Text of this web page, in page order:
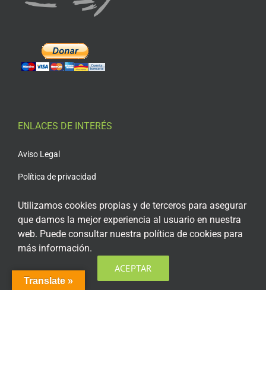
ENLACES DE INTERÉS
Aviso Legal
Política de privacidad
Política de cookies
Condiciones generales de contratación
Acceso plataforma de teleformación
Translate »
Utilizamos cookies propias y de terceros para asegurar
que damos la mejor experiencia al usuario en nuestra
web. Puede consultar nuestra política de cookies para
más información.
ACEPTAR